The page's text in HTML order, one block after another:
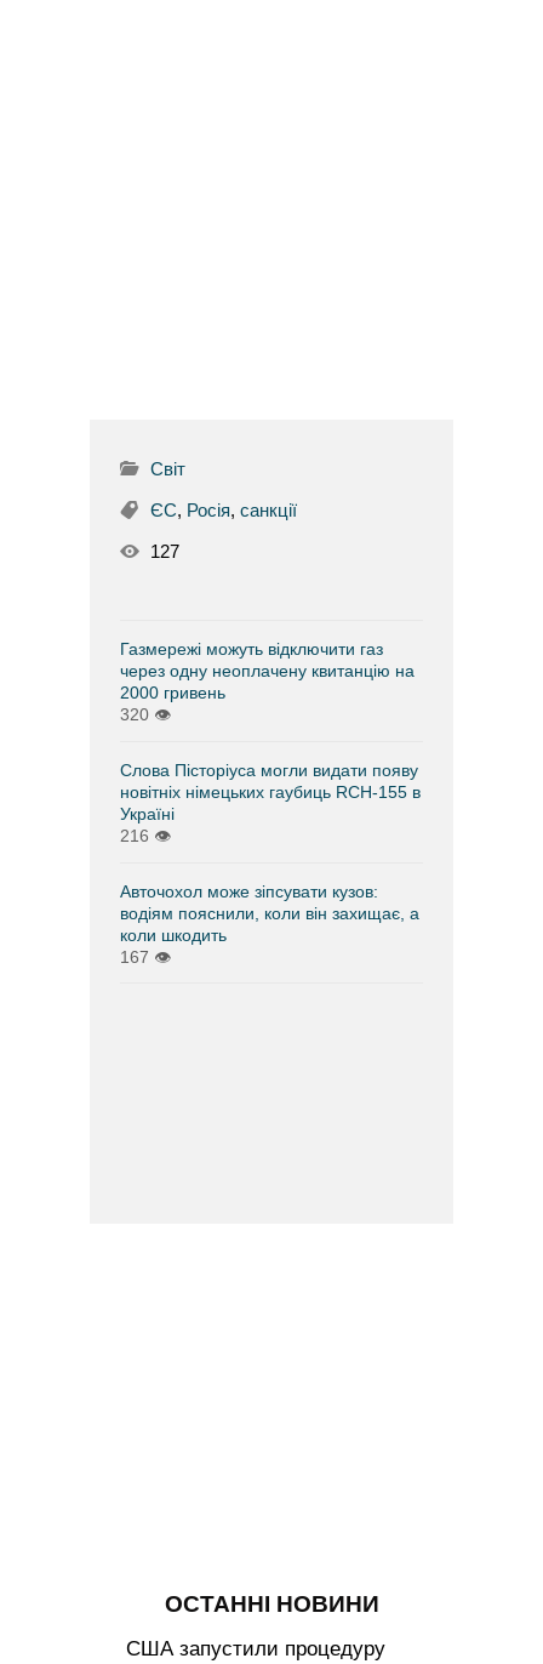
Світ
ЄС, Росія, санкції
127
Газмережі можуть відключити газ
через одну неоплачену квитанцію на
2000 гривень
320 👁
Слова Пісторіуса могли видати появу
новітніх німецьких гаубиць RCH-155 в
Україні
216 👁
Авточохол може зіпсувати кузов:
водіям пояснили, коли він захищає, а
коли шкодить
167 👁
ОСТАННІ НОВИНИ
США запустили процедуру